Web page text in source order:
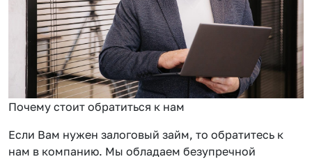
Почему стоит обратиться к нам
Если Вам нужен залоговый займ, то обратитесь к
нам в компанию. Мы обладаем безупречной